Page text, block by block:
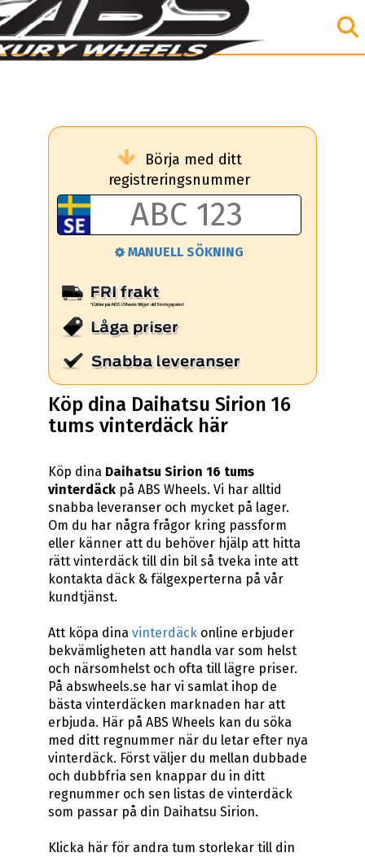
Börja med ditt
registreringsnummer
MANUELL SÖKNING
Köp dina Daihatsu Sirion 16
tums vinterdäck här
Köp dina Daihatsu Sirion 16 tums
vinterdäck på ABS Wheels. Vi har alltid
snabba leveranser och mycket på lager.
Om du har några frågor kring passform
eller känner att du behöver hjälp att hitta
rätt vinterdäck till din bil så tveka inte att
kontakta däck & fälgexperterna på vår
kundtjänst.
Att köpa dinavinterdäck online erbjuder
bekvämligheten att handla var som helst
och närsomhelst och ofta till lägre priser.
På abswheels.se har vi samlat ihop de
bästa vinterdäcken marknaden har att
erbjuda. Här på ABS Wheels kan du söka
med ditt regnummer när du letar efter nya
vinterdäck. Först väljer du mellan dubbade
och dubbfria sen knappar du in ditt
regnummer och sen listas de vinterdäck
som passar på din Daihatsu Sirion.
Klicka här för andra tum storlekar till din